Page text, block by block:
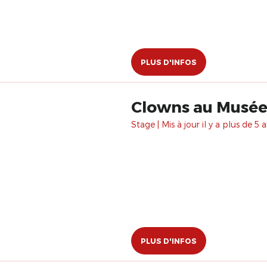
PLUS D'INFOS
Clowns au
Stage | Mis à jour il y a plus de 5
PLUS D'INFOS